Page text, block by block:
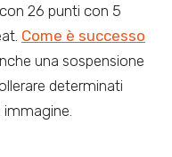
26 punti con 5
Come è successo
una sospensione
determinati